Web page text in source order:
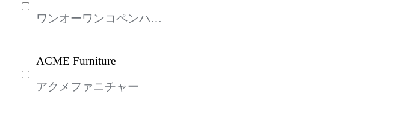
ワンオーワンコペンハー
ACME Furniture
アクメファニチャー